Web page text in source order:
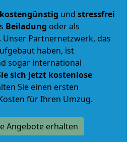
kostengünstig und stressfrei
Beiladung oder als
. Unser Partnernetzwerk, das
haben, ist
sogar international
sich jetzt kostenlose
Sie einen ersten
für Ihren Umzug.
Angebote erhalten